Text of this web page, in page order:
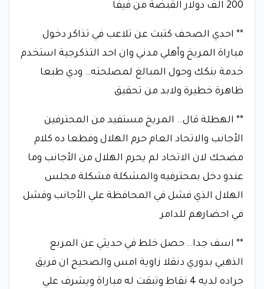
200 الف دولار القبضة من فيفا
** احدي الصحف كتبت عن تلاعب في تذاكر دخول
مباراة المريخ وأهلي مدني وان احد التذكرجية استخدم
خدمة بنكك وحول المبالغ لمصلحته… ودي طبعا
ظاهرة خطيرة ولابد من تحقيق
** الهطلة قال.. المريخ مستفيد من المحترفين
الأجانب والاتحاد العام حرم الهلال وفطعا ده كلام
مضحك لان الاتحاد لم يحرم الهلال من الأجانب وما
عندو دخل بمحترفيه والمشكلة مشكلة مجلس
الهلال الذي فشل في المحافظة علي الأجانب وفشل
في احضارهم للدامر
** اسف جدا.. حصل خلط في حديثي عن المربع
الذهبي بدوري دنقلا زاوية امس والصحيح ان فريق
جراده لديه 4 نقاط وتبقت له مباراة ويشرف علي